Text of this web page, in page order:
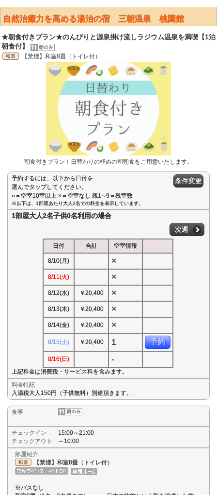
自然治癒力を高める湯治の宿 三朝温泉 桃園館
★朝食付きプラン★のんびりと源泉掛け流しラジウム温泉を満喫【1泊
朝食付】
【禁煙】和室8畳（トイレ付）
朝食付きプラン！日替わりの軽めの和朝食をご用意いたします。
予約するには、以下から日付を
選んでタップしてください。
○＝空室10室以上 ×＝空室なし 残1∼9＝残室数
条件変更
※以下は、1部屋あたり大人2名での料金を表示しています。
1部屋大人2名子供0名利用の場合
次週
日付 合計 空室情報
8/10(月) ×
8/11(火) ×
8/12(水) ￥20,400 ×
8/13(木) ￥20,400 ×
8/14(金) ￥20,400 ×
8/15(土) ￥20,400 1 予約
8/16(日) -
上記料金は消費税・サービス料を含みます。
料金特記
入湯税大人150円（子供無料）別途頂きます。
食事
チェックイン
15:00～21:00
チェックアウト
～10:00
部屋紹介
【禁煙】和室8畳（トイレ付）
※バスなし